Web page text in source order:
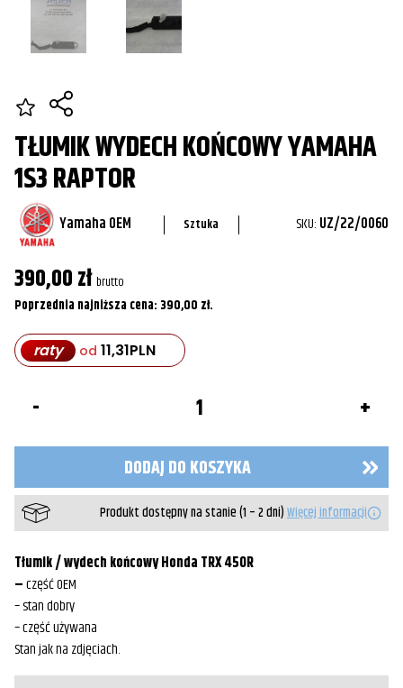
TŁUMIK WYDECH KOŃCOWY YAMAHA
1S3 RAPTOR
Yamaha OEM Sztuka SKU: UZ/22/0060
390,00zł brutto
Poprzednia najniższa cena: 390,00 zł.
raty od 11,31PLN
Yamaha
Raptor
DODAJ DO KOSZYKA
Produkt dostępny na stanie (1 – 2 dni)Więcej informacji
Tłumik / wydech końcowy Honda TRX 450R
–część OEM
– stan dobry
– część używana
Stan jak na zdjęciach.